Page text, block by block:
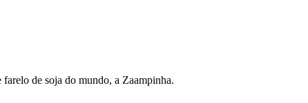
de soja do mundo, a Zaampinha.